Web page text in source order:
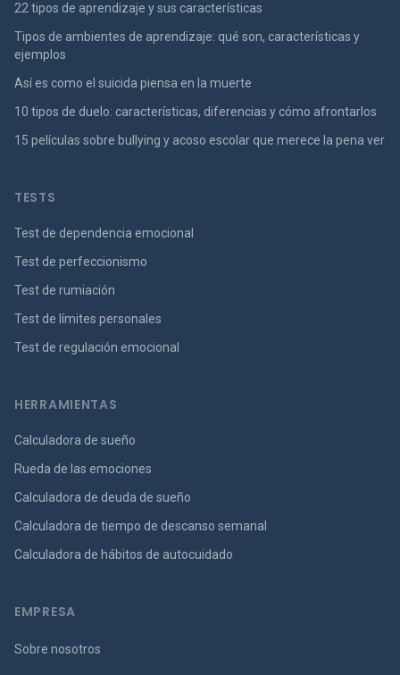
22 tipos de aprendizaje y sus características
Tipos de ambientes de aprendizaje: qué son, características y
ejemplos
Así es como el suicida piensa en la muerte
10 tipos de duelo: características, diferencias y cómo afrontarlos
15 películas sobre bullying y acoso escolar que merece la pena ver
TESTS
Test de dependencia emocional
Test de perfeccionismo
Test de rumiación
Test de límites personales
Test de regulación emocional
HERRAMIENTAS
Calculadora de sueño
Rueda de las emociones
Calculadora de deuda de sueño
Calculadora de tiempo de descanso semanal
Calculadora de hábitos de autocuidado
EMPRESA
Sobre nosotros